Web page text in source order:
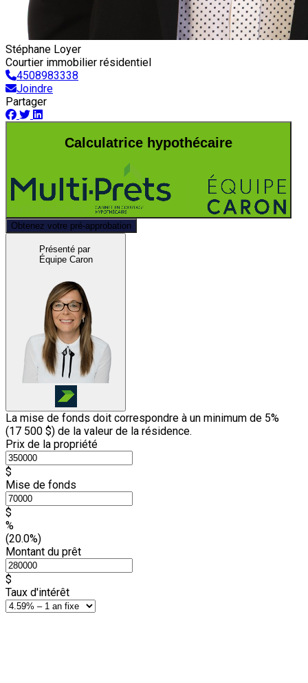
Stéphane Loyer
Courtier immobilier résidentiel
4508983338
Joindre
Partager
Calculatrice hypothécaire
Obtenez votre pré-approbation
Présenté par
Équipe Caron
La mise de fonds doit correspondre à un minimum de 5%
(17 500 $) de la valeur de la résidence.
Prix de la propriété
$
Mise de fonds
$
%
(20.0%)
Montant du prêt
$
Taux d'intérêt